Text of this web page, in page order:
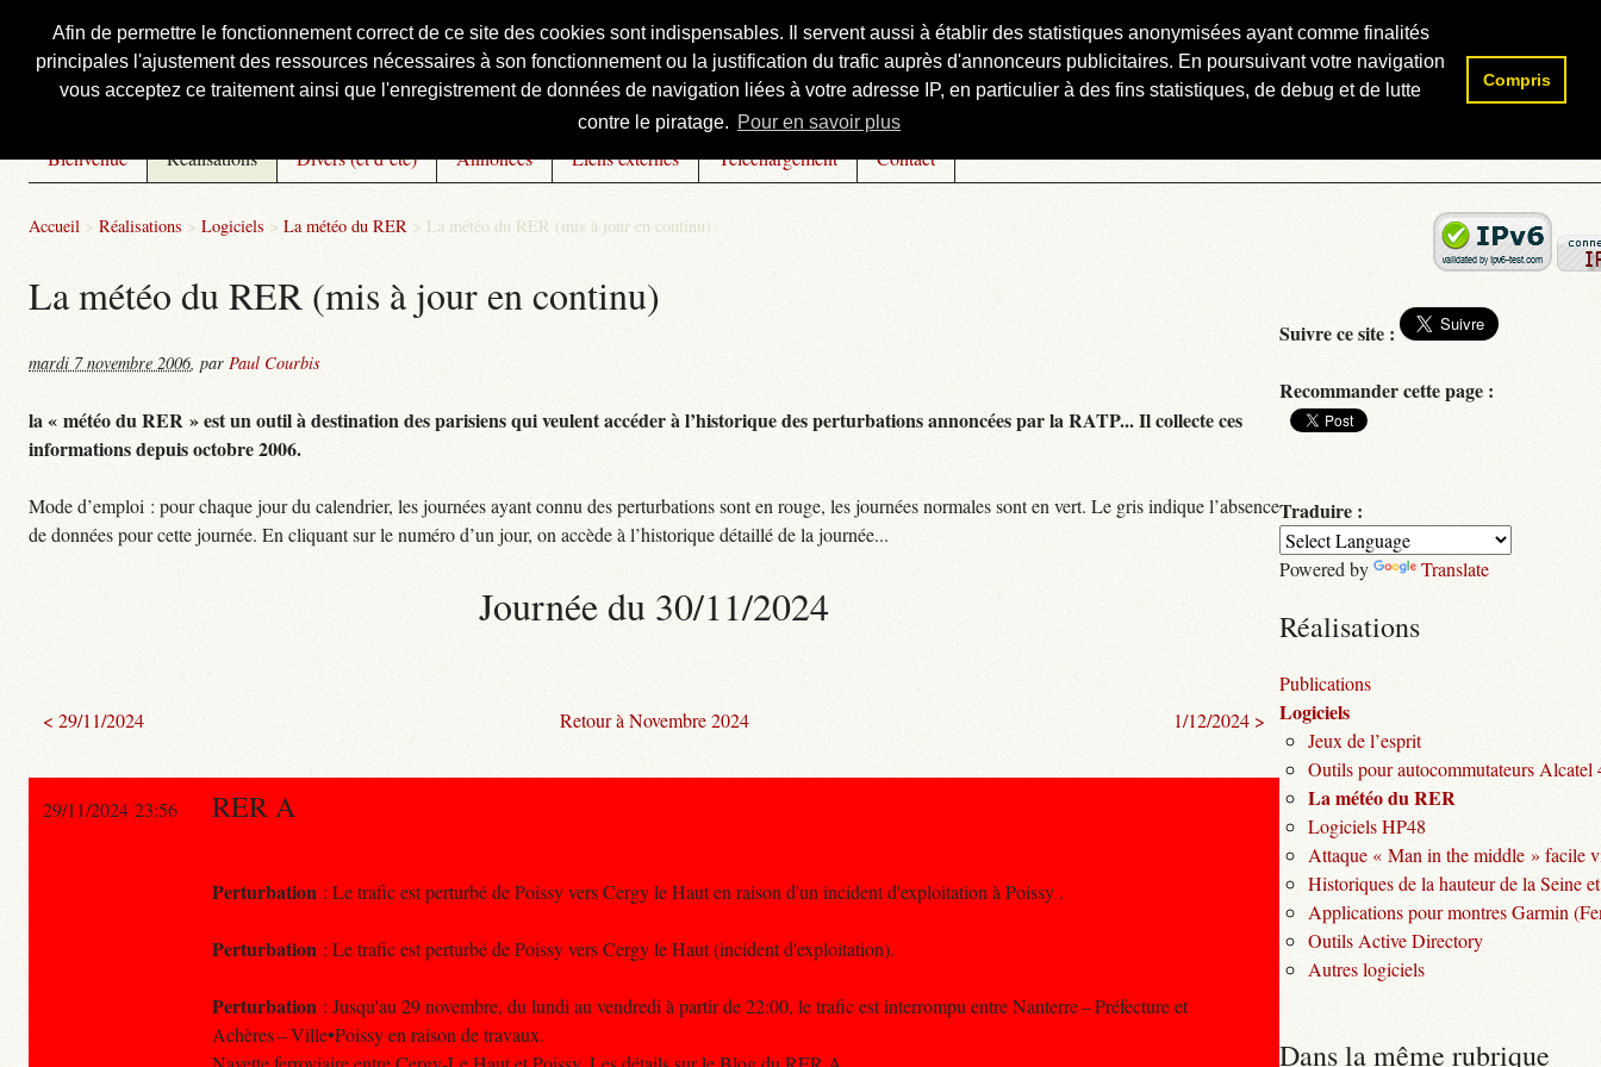
Afin de permettre le fonctionnement correct de ce site des cookies sont indispensables. Il servent aussi à établir des statistiques anonymisées ayant comme finalités
principales l'ajustement des ressources nécessaires à son fonctionnement ou la justification du trafic auprès d'annonceurs publicitaires. En poursuivant votre navigation
vous acceptez ce traitement ainsi que l'enregistrement de données de navigation liées à votre adresse IP, en particulier à des fins statistiques, de debug et de lutte
contre le piratage. Pour en savoir plus
Compris
Courbis, « LE » Blog Officiel
Bienvenue Réalisations Divers (et d’été) Annonces Liens externes Téléchargement Contact
Accueil > Réalisations > Logiciels > La météo du RER > La météo du RER (mis à jour en continu)
La météo du RER (mis à jour en continu)
mardi 7 novembre 2006, par Paul Courbis
la « météo du RER » est un outil à destination des parisiens qui veulent accéder à l’historique des perturbations annoncées par la RATP... Il collecte ces
informations depuis octobre 2006.
Mode d’emploi : pour chaque jour du calendrier, les journées ayant connu des perturbations sont en rouge, les journées normales sont en vert. Le gris indique l’absence
de données pour cette journée. En cliquant sur le numéro d’un jour, on accède à l’historique détaillé de la journée...
Journée du 30/11/2024
< 29/11/2024 Retour à Novembre 2024 1/12/2024 >
29/11/2024 23:56 RER A
Perturbation : Le trafic est perturbé de Poissy vers Cergy le Haut en raison d'un incident d'exploitation à Poissy .
Perturbation : Le trafic est perturbé de Poissy vers Cergy le Haut (incident d'exploitation).
Perturbation : Jusqu'au 29 novembre, du lundi au vendredi à partir de 22:00, le trafic est interrompu entre Nanterre – Préfecture et
Achères – Ville•Poissy en raison de travaux.
Rechercher :
Suivre ce site :
Recommander cette page :
Traduire :
Powered by Translate
Réalisations
Publications
Logiciels
Jeux de l’esprit
Outils pour autocommutateurs Alcatel
La météo du RER
Logiciels HP48
Attaque « Man in the middle » facile
Historiques de la hauteur de la Seine
Applications pour montres Garmin
Outils Active Directory
Autres logiciels
Dans la même rubrique